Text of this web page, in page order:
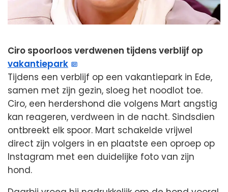
Ciro spoorloos verdwenen tijdens verblijf op
vakantiepark
Tijdens een verblijf op een vakantiepark in Ede,
samen met zijn gezin, sloeg het noodlot toe.
Ciro, een herdershond die volgens Mart angstig
kan reageren, verdween in de nacht. Sindsdien
ontbreekt elk spoor. Mart schakelde vrijwel
direct zijn volgers in en plaatste een oproep op
Instagram met een duidelijke foto van zijn
hond.